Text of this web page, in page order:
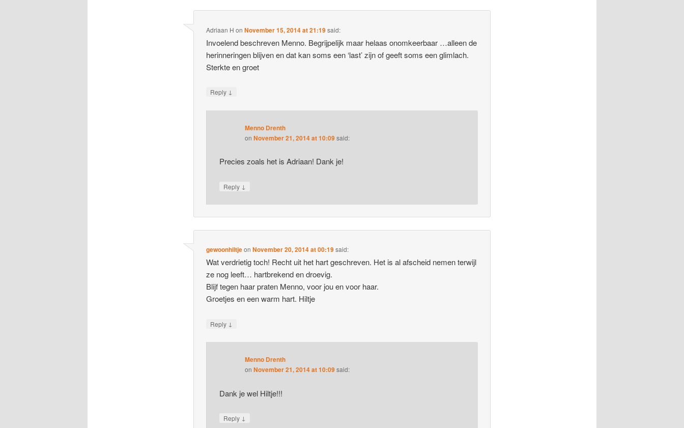
Adriaan H onNovember 15, 2014 at 21:19said:
Invoelend beschreven Menno. Begrijpelijk maar helaas onomkeerbaar …alleen de
herinneringen blijven en dat kan soms een ‘last’ zijn of geeft soms een glimlach.
Sterkte en groet
Reply ↓
Menno Drenth
on November 21, 2014 at 10:09said:
Precies zoals het is Adriaan! Dank je!
Reply ↓
gewoonhiltjeonNovember 20, 2014 at 00:19said:
Wat verdrietig toch! Recht uit het hart geschreven. Het is al afscheid nemen terwijl
ze nog leeft… hartbrekend en droevig.
Blijf tegen haar praten Menno, voor jou en voor haar.
Groetjes en een warm hart. Hiltje
Reply ↓
Menno Drenth
on November 21, 2014 at 10:09said:
Dank je wel Hiltje!!!
Reply ↓